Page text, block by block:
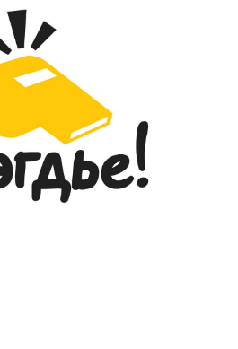
ТЭМЦЭЭН”-ЭЭР ШИЛДГҮҮДЭЭ
ТОДРУУЛЛАА...
2026-05-27
“УЛААНБААТАР МАРАФОН-2026”
ОЛОН УЛСЫН ГҮЙЛТИЙН ТЭМЦЭЭНД
ГССҮТ-ИЙН ЭМЧ, МЭРГЭЖИЛТНҮҮД
АМЖИЛТТАЙ ОРОЛЦЛОО...
2026-05-26
ГЭМТЭЛ СОГОГ СУДЛАЛЫН
ҮНДЭСНИЙ ТӨВИЙН ДЭРГЭДЭХ